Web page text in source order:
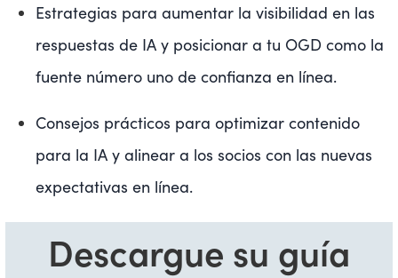
Estrategias para aumentar la visibilidad en las
respuestas de IA y posicionar a tu OGD como la
fuente número uno de confianza en línea.
Consejos prácticos para optimizar contenido
para la IA y alinear a los socios con las nuevas
expectativas en línea.
Descargue su guía